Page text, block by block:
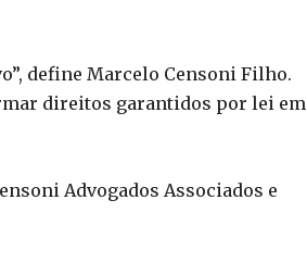
define Marcelo Censoni Filho.
direitos garantidos por lei em
Advogados Associados e